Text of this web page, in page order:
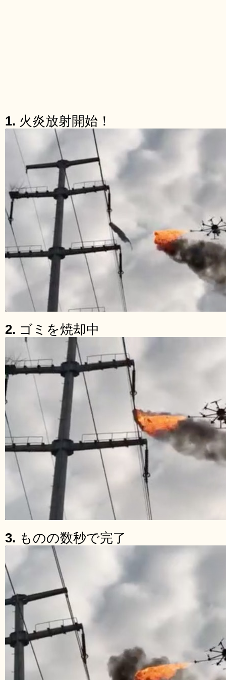
1. 火炎放射開始！
2. ゴミを焼却中
3. ものの数秒で完了